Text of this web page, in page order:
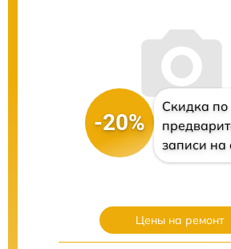
-20%
Скидка по
записи на
Цены на ремонт